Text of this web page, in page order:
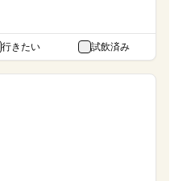
行きたい 試飲済み